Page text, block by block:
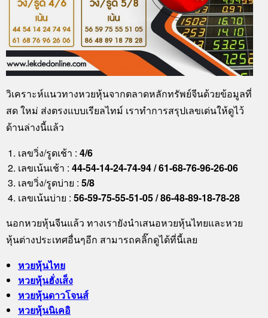
วิเคราะห์แนวทางหวยหุ้นจากตลาดหลักทรัพย์จีนด้วยข้อมูลที่
สด ใหม่ ส่งตรงแบบเรียลไทม์ เราทำการสรุปเลขเด่นให้ดูไว้
ด้านล่างนี้แล้ว
เลขวิ่ง/รูดเช้า : 4/6
เลขเน้นเช้า : 44-54-14-24-74-94 / 61-68-76-96-26-06
เลขวิ่ง/รูดบ่าย : 5/8
เลขเน้นบ่าย : 56-59-75-55-51-05 / 86-48-89-18-78-28
นอกหวยหุ้นจีนแล้ว ทางเรายังนำเสนอหวยหุ้นไทยและหวย
หุ้นต่างประเทศอื่นๆอีก สามารถคลิ๊กดูได้ที่นี้เลย
หวยหุ้นไทย
หวยหุ้นฮั่งเส็ง
หวยหุ้นดาวโจนส์
หวยหุ้นนิเคอิ